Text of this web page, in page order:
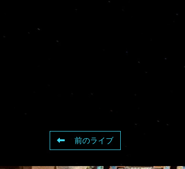
前のライブ